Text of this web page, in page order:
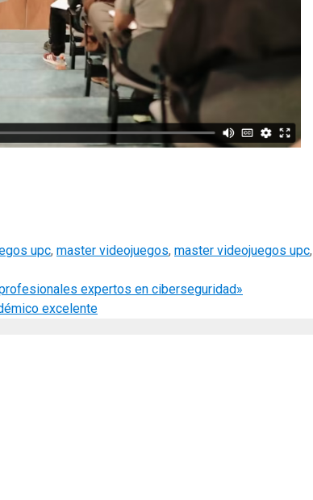
upc, master videojuegos, master videojuegos upc,
expertos en ciberseguridad»
excelente